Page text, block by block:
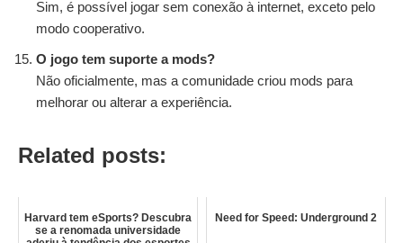
Sim, é possível jogar sem conexão à internet, exceto pelo
modo cooperativo.
O jogo tem suporte a mods?
Não oficialmente, mas a comunidade criou mods para
melhorar ou alterar a experiência.
Related posts:
Harvard tem eSports? Descubra
se a renomada universidade
Need for Speed: Underground 2